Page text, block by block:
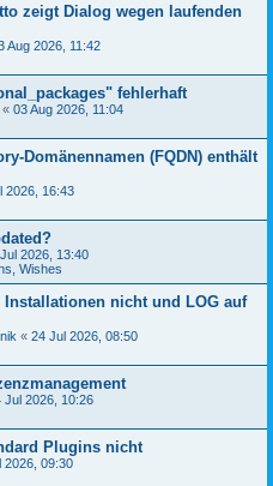
zeigt Dialog wegen laufenden
Aug 2026, 11:42
fehlerhaft
« 03 Aug 2026, 11:04
Domänennamen (FQDN) enthält
2026, 16:43
2026, 13:40
Wishes
nicht und LOG auf
« 24 Jul 2026, 08:50
Jul 2026, 10:26
Plugins nicht
2026, 09:30